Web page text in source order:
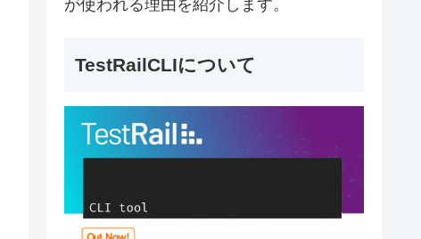
が使われる理由を紹介します。
TestRailCLIについて